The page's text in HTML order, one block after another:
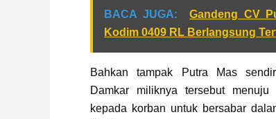
BACA JUGA:
Gandeng CV
Kodim 0409 RL Berlangsung
Bahkan tampak Putra Mas
Damkar miliknya tersebut
kepada korban untuk bersabar